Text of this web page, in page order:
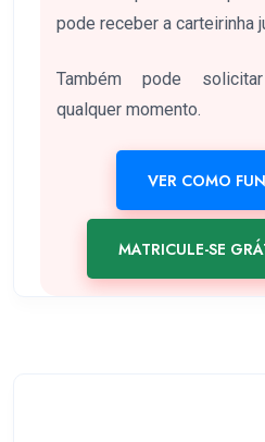
pode receber a carteirinha
Também pode
qualquer momento.
VER COMO
MATRICULE-SE